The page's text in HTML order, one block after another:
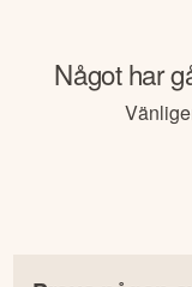
Något har